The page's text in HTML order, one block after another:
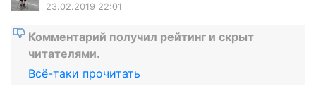
23.02.2019 22:01
Комментарий получил рейтинг и скрыт
читателями.
Всё-таки прочитать